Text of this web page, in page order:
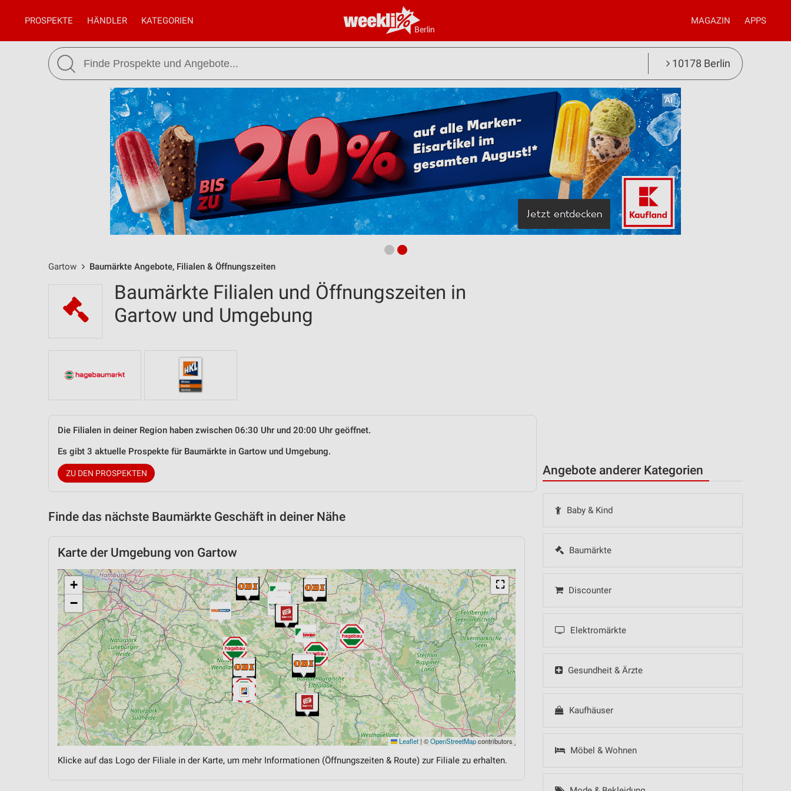
Berlin
PROSPEKTE HÄNDLER KATEGORIEN MAGAZIN APPS
10178 Berlin
Gartow Baumärkte Angebote, Filialen & Öffnungszeiten
Angebote anderer Kategorien
Baby & Kind
Baumärkte
Discounter
Elektromärkte
Gesundheit & Ärzte
Kaufhäuser
Möbel & Wohnen
Baumärkte Filialen und Öffnungszeiten in
Gartow und Umgebung
Die Filialen in deiner Region haben zwischen 06:30 Uhr und 20:00 Uhr geöffnet.
Es gibt 3 aktuelle Prospekte für Baumärkte in Gartow und Umgebung.
ZU DEN PROSPEKTEN
Finde das nächste Baumärkte Geschäft in deiner Nähe
Karte der Umgebung von Gartow
⛶
+
−
Leaflet | ©OpenStreetMapcontributors
Klicke auf das Logo der Filiale in der Karte, um mehr Informationen (Öffnungszeiten & Route) zur Filiale zu erhalten.